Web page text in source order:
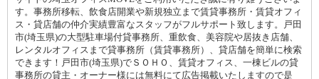
す。事務所移転、飲食店開業や新規独立まで賃貸事務所・賃貸オフィ
ス・貸店舗の仲介実績豊富なスタッフがフルサポート致します。戸田
市(埼玉県)の大型駐車場付貸事務所、重飲食、美容院や居抜き店舗、
レンタルオフィスまで貸事務所（賃貸事務所）、貸店舗を簡単に検索
できます！戸田市(埼玉県)でＳＯＨＯ、賃貸オフィス、一棟ビルの貸
事務所の貸主・オーナー様には無料にて広告掲載いたしますので是